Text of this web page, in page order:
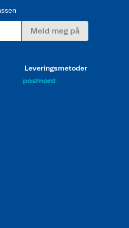
Meld meg på
Leveringsmetoder